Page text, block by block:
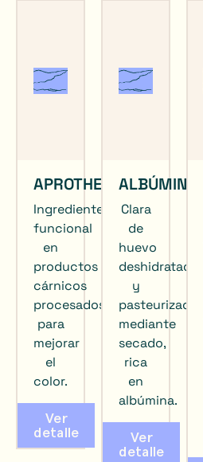
APROTHEM
Ingrediente
funcional
en
productos
cárnicos
procesados
para
mejorar
el
color.
Ver
detalle
ALBÚMINA
Clara
de
huevo
deshidratada
y
pasteurizada
mediante
secado,
rica
en
albúmina.
Ver
detalle